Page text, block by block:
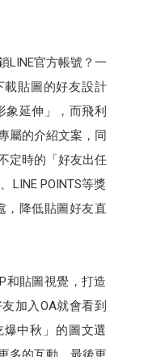
LINE官方帳號？一
載貼圖的好友設計
象延伸」，而飛利
屬的介紹文案，同
定時的「好友出任
LINE POINTS等獎
，降低貼圖好友直
和貼圖視覺，打造
加入OA就會看到
爆中秋」的圖文選